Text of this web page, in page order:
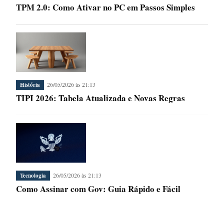
TPM 2.0: Como Ativar no PC em Passos Simples
História 26/05/2026 às 21:13
TIPI 2026: Tabela Atualizada e Novas Regras
Tecnologia 26/05/2026 às 21:13
Como Assinar com Gov: Guia Rápido e Fácil